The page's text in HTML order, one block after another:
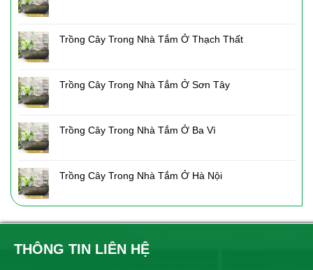
Trồng Cây Trong Nhà Tắm Ở Thạch Thất
Trồng Cây Trong Nhà Tắm Ở Sơn Tây
Trồng Cây Trong Nhà Tắm Ở Ba Vì
Trồng Cây Trong Nhà Tắm Ở Hà Nội
THÔNG TIN LIÊN HỆ